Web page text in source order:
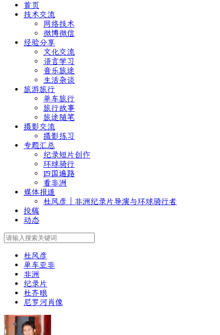
首页
技术交流
网络技术
微博微信
经验分享
文化交流
语言学习
音乐旅途
生活杂谈
旅游旅行
单车旅行
旅行故事
旅途随笔
摄影交流
摄影练习
专题汇总
纪录短片创作
环球骑行
四国遍路
看非洲
媒体报道
杜风彦｜非洲纪录片导演与环球骑行者
投稿
动态
杜风彦
单车亚非
非洲
纪录片
杜齐眼
尼罗河肖像